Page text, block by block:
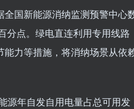
国新能源消纳监测预警中心
分点。绿电直连利用专用线路
力等措施，将消纳场景从依
源年自发自用电量占总可用发